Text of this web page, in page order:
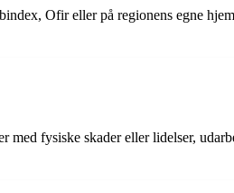
Ofir eller på regionens egne
fysiske skader eller lidelser,